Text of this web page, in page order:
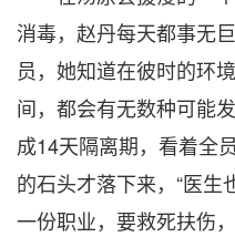
消毒，赵丹每天都事无
员，她知道在彼时的环
间，都会有无数种可能
成14天隔离期，看着全
的石头才落下来，“医
一份职业，要救死扶伤